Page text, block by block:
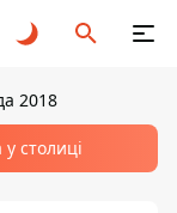
2018
столиці